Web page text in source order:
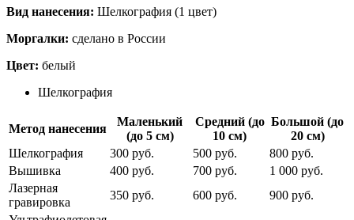
Вид нанесения: Шелкография (1 цвет)
Моргалки: сделано в России
Цвет: белый
Шелкография
Метод нанесения
Маленький
(до 5 см)
Средний (до
10 см)
Большой (до
20 см)
Шелкография
300 руб. 500 руб.
800 руб.
Вышивка
400 руб. 700 руб.
1 000 руб.
Лазерная
гравировка
350 руб. 600 руб.
900 руб.